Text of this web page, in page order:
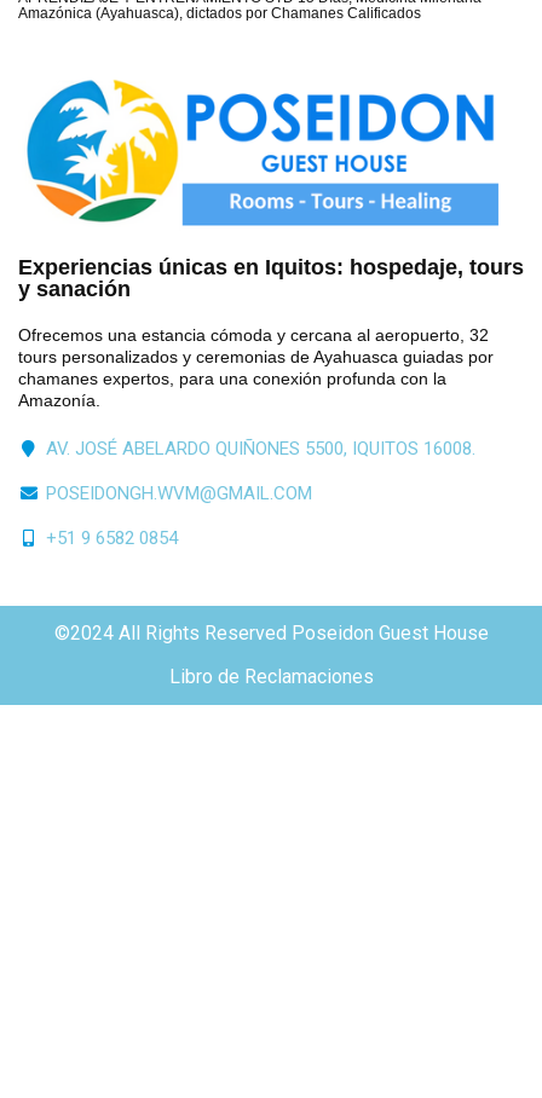
Amazónica (Ayahuasca), dictados por Chamanes Calificados
Experiencias únicas en Iquitos: hospedaje, tours
y sanación
Ofrecemos una estancia cómoda y cercana al aeropuerto, 32
tours personalizados y ceremonias de Ayahuasca guiadas por
chamanes expertos, para una conexión profunda con la
Amazonía.
AV. JOSÉ ABELARDO QUIÑONES 5500, IQUITOS 16008.
POSEIDONGH.WVM@GMAIL.COM
+51 9 6582 0854
©2024 All Rights Reserved Poseidon Guest House
Libro de Reclamaciones